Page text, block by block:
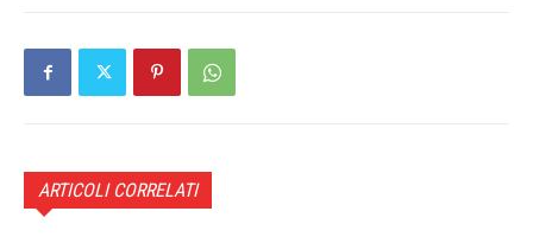
ARTICOLI CORRELATI